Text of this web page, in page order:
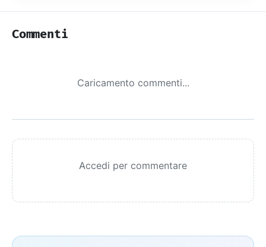
Commenti
Caricamento commenti...
Accedi per commentare